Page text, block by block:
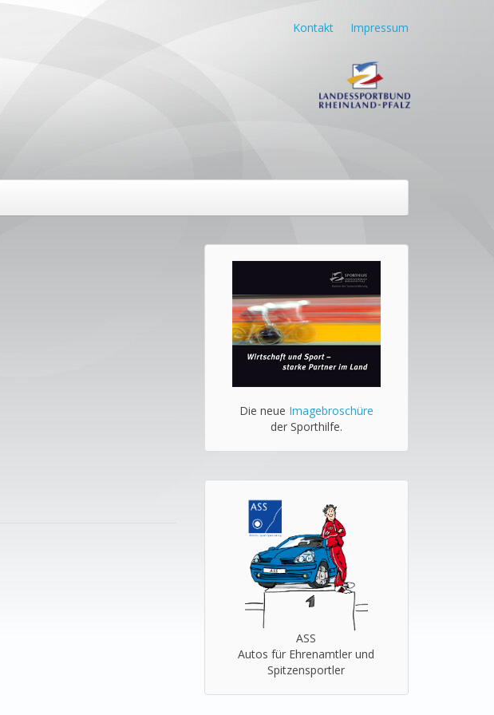
Kontakt Impressum
Die neue Imagebroschüre
der Sporthilfe.
ASS
Autos für Ehrenamtler und
Spitzensportler